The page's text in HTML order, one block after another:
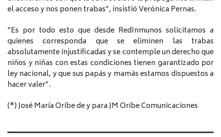
el acceso y nos ponen trabas”, insistió Verónica Pernas.
“Es por todo esto que desde RedInmunos solicitamos a
quienes corresponda que se eliminen las trabas
absolutamente injustificadas y se contemple un derecho que
niños y niñas con estas condiciones tienen garantizado por
ley nacional, y que sus papás y mamás estamos dispuestos a
hacer valer”.
(*) José María Oribe de y para JM Oribe Comunicaciones